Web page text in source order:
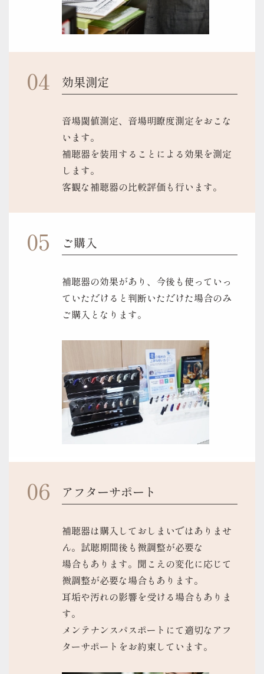
効果測定
音場閾値測定、音場明瞭度測定をおこな
います。
補聴器を装用することによる効果を測定
します。
客観な補聴器の比較評価も行います。
ご購入
補聴器の効果があり、今後も使っていっ
ていただけると判断いただけた場合のみ
ご購入となります。
アフターサポート
補聴器は購入しておしまいではありませ
ん。試聴期間後も微調整が必要な
場合もあります。聞こえの変化に応じて
微調整が必要な場合もあります。
耳垢や汚れの影響を受ける場合もありま
す。
メンテナンスパスポートにて適切なアフ
ターサポートをお約束しています。